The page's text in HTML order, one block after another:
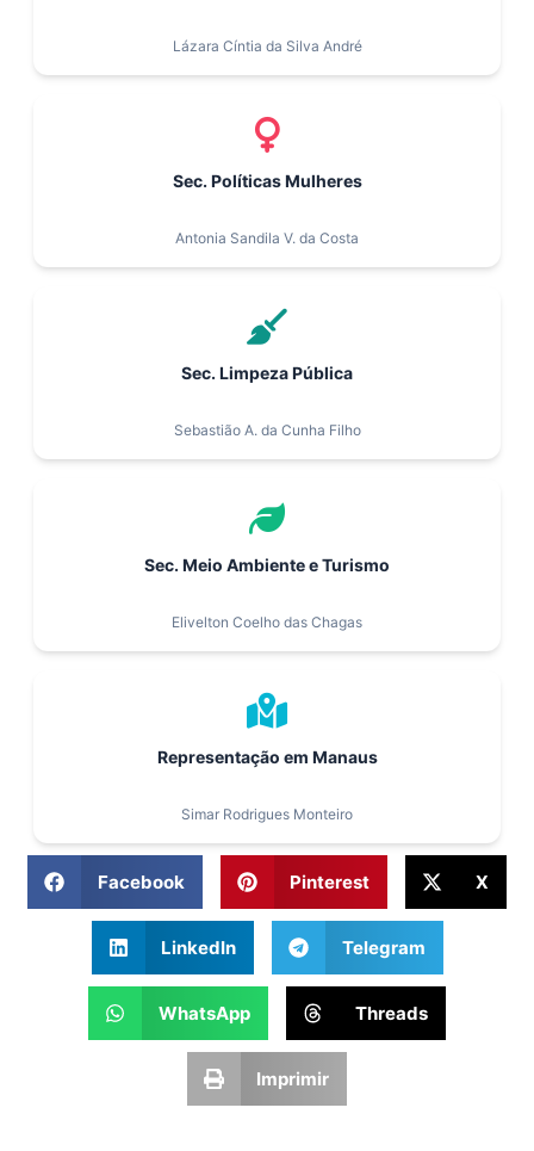
Lázara Cíntia da Silva André
Sec. Políticas Mulheres
Antonia Sandila V. da Costa
Sec. Limpeza Pública
Sebastião A. da Cunha Filho
Sec. Meio Ambiente e Turismo
Elivelton Coelho das Chagas
Representação em Manaus
Simar Rodrigues Monteiro
Facebook Pinterest X
LinkedIn Telegram
WhatsApp Threads
Imprimir